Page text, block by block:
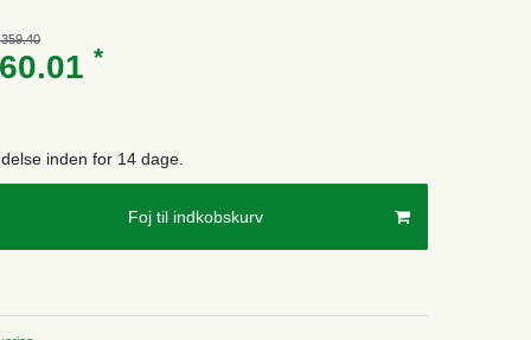
*
inden for 14 dage.
Foj til indkobskurv